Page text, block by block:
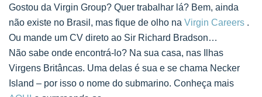
Gostou da Virgin Group? Quer trabalhar lá? Bem, ainda
não existe no Brasil, mas fique de olho na Virgin Careers .
Ou mande um CV direto ao Sir Richard Bradson…
Não sabe onde encontrá-lo? Na sua casa, nas Ilhas
Virgens Britâncas. Uma delas é sua e se chama Necker
Island – por isso o nome do submarino. Conheça mais